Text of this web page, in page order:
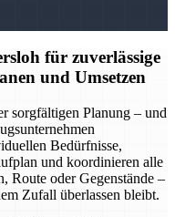
für zuverlässige
und Umsetzen
sorgfältigen Planung – und
Bedürfnisse,
und koordinieren alle
Route oder Gegenstände –
Zufall überlassen bleibt.